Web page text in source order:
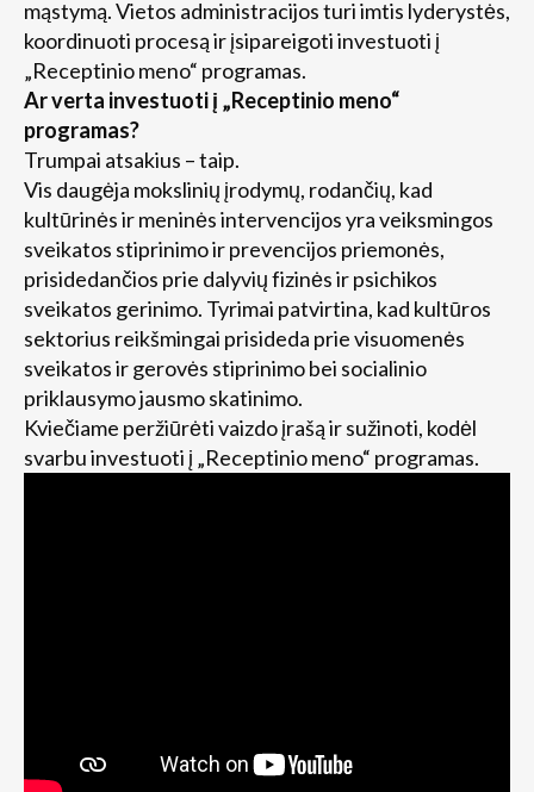
mąstymą. Vietos administracijos turi imtis lyderystės,
koordinuoti procesą ir įsipareigoti investuoti į
„Receptinio meno“ programas.
Ar verta investuoti į „Receptinio meno“
programas?
Trumpai atsakius – taip.
Vis daugėja mokslinių įrodymų, rodančių, kad
kultūrinės ir meninės intervencijos yra veiksmingos
sveikatos stiprinimo ir prevencijos priemonės,
prisidedančios prie dalyvių fizinės ir psichikos
sveikatos gerinimo. Tyrimai patvirtina, kad kultūros
sektorius reikšmingai prisideda prie visuomenės
sveikatos ir gerovės stiprinimo bei socialinio
priklausymo jausmo skatinimo.
Kviečiame peržiūrėti vaizdo įrašą ir sužinoti, kodėl
svarbu investuoti į „Receptinio meno“ programas.